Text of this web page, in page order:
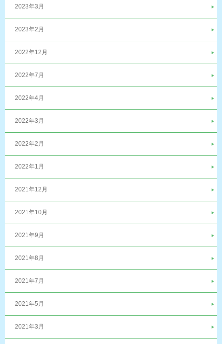
2023年3月
2023年2月
2022年12月
2022年7月
2022年4月
2022年3月
2022年2月
2022年1月
2021年12月
2021年10月
2021年9月
2021年8月
2021年7月
2021年5月
2021年3月